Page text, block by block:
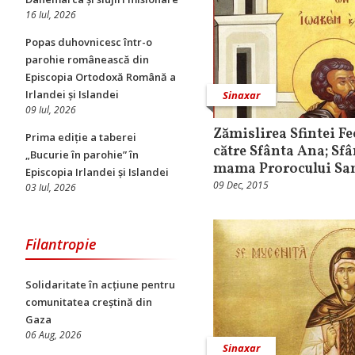
16 Iul, 2026
Popas duhovnicesc într-o
parohie românească din
Episcopia Ortodoxă Română a
Irlandei și Islandei
09 Iul, 2026
Prima ediție a taberei
„Bucurie în parohie” în
Episcopia Irlandei și Islandei
03 Iul, 2026
Filantropie
Solidaritate în acțiune pentru
comunitatea creștină din
Gaza
06 Aug, 2026
Sinaxar
Zămislirea Sfintei
către Sfânta Ana;
mama Prorocului
09 Dec, 2015
Sinaxar